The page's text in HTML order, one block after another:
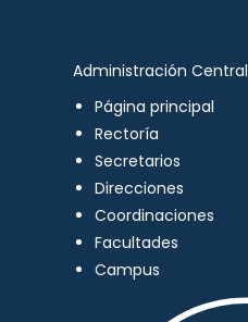
Administración Central
Página principal
Rectoría
Secretarios
Direcciones
Coordinaciones
Facultades
Campus